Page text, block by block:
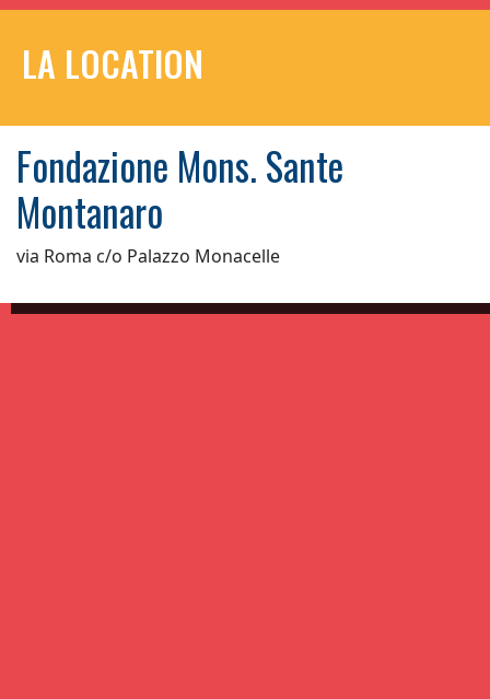
LA LOCATION
Fondazione Mons. Sante
Montanaro
via Roma c/o Palazzo Monacelle